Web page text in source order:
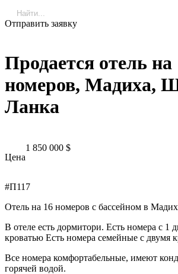
Отправить заявку
Продается отель на
номеров, Мадиха,
Ланка
Цена
$
1 850 000
#П117
Отель на 16 номеров с бассейном в
В отеле есть дормитори. Есть номера с 1
кроватью Есть номера семейные с двумя
Все номера комфортабельные, имеют
горячей водой.